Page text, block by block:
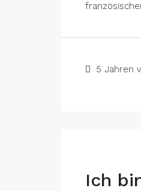
5 Jahren
Ich